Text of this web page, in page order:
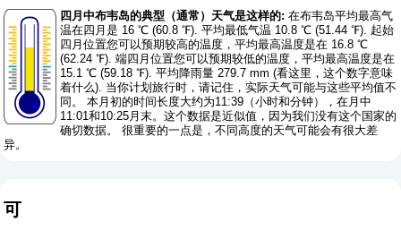
四月中布韦岛的典型（通常）天气是这样的: 在布韦岛平均最高气
温在四月是 16 ℃ (60.8 ℉). 平均最低气温 10.8 ℃ (51.44 ℉). 起始
四月位置您可以预期较高的温度，平均最高温度是在 16.8 ℃
(62.24 ℉). 端四月位置您可以预期较低的温度，平均最高温度是在
15.1 ℃ (59.18 ℉). 平均降雨量 279.7 mm (看这里，这个数字意味
着什么). 当你计划旅行时，请记住，实际天气可能与这些平均值不
同。 本月初的时间长度大约为11:39（小时和分钟），在月中
11:01和10:25月末。这个数据是近似值，因为我们没有这个国家的
确切数据。 很重要的一点是，不同高度的天气可能会有很大差
异。
可